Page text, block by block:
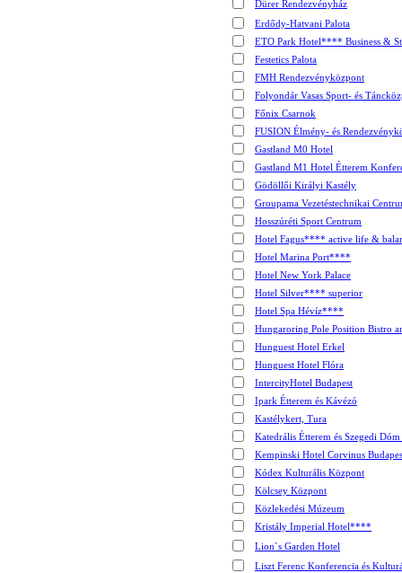
Dürer Rendezvényház
Erdődy-Hatvani Palota
ETO Park Hotel**** Business &
Festetics Palota
FMH Rendezvényközpont
Folyondár Vasas Sport- és
Főnix Csarnok
FUSION Élmény- és
Gastland M0 Hotel
Gastland M1 Hotel Étterem
Gödöllői Királyi Kastély
Groupama Vezetéstechnikai
Hosszúréti Sport Centrum
Hotel Fagus**** active life &
Hotel Marina Port****
Hotel New York Palace
Hotel Silver**** superior
Hotel Spa Hévíz****
Hungaroring Pole Position Bistro
Hunguest Hotel Erkel
Hunguest Hotel Flóra
IntercityHotel Budapest
Ipark Étterem és Kávézó
Kastélykert, Tura
Katedrális Étterem és Szegedi
Kempinski Hotel Corvinus
Kódex Kulturális Központ
Kölcsey Központ
Közlekedési Múzeum
Kristály Imperial Hotel****
Lion`s Garden Hotel
Liszt Ferenc Konferencia és